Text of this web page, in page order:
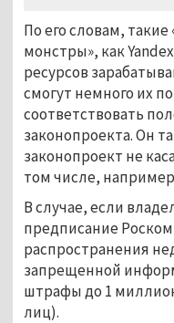
По его словам,
монстры», как
ресурсов
смогут немного их
соответствовать
законопроекта. Он
законопроект не
том числе,
В случае, если
предписание
распространения
запрещенной
штрафы до 1
лиц).